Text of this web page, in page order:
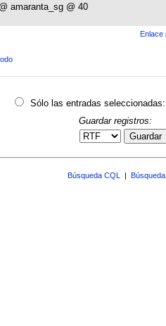
amaranta_sg @ 40
Enlace
Sólo las entradas seleccionadas:
Guardar registros:
Guardar
Búsqueda CQL